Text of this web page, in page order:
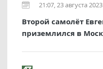
21:07, 23 августа 2023
Второй самолёт
приземлился в